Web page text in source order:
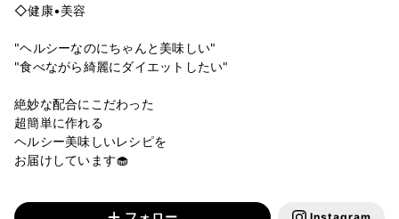
◇健康•美容
"ヘルシーなのにちゃんと美味しい"
"食べながら綺麗にダイエットしたい"
絶妙な配合にこだわった
超簡単に作れる
ヘルシー美味しいレシピを
お届けしています🧁